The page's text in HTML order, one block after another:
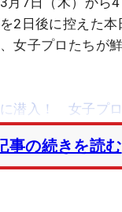
2日後に控えた本
女子プロたちが
潜入！ 女子プ
ラリー】
の原英莉花はさ
事の続きを読む